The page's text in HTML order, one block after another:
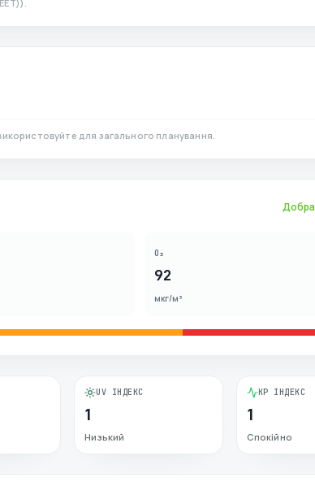
).
для загального планування.
Добра
O₃
92
мкг/м³
UV ІНДЕКС
1
Низький
KP ІНДЕКС
1
Спокійно